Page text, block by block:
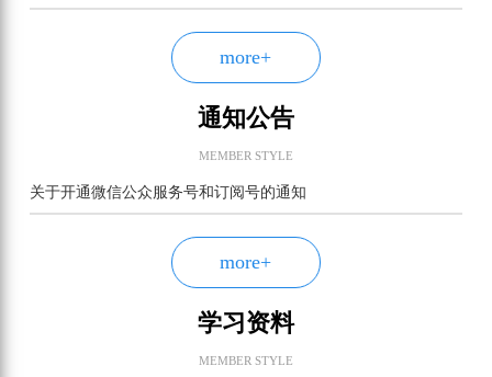
more+
通知公告
MEMBER STYLE
关于开通微信公众服务号和订阅号的通知
more+
学习资料
MEMBER STYLE